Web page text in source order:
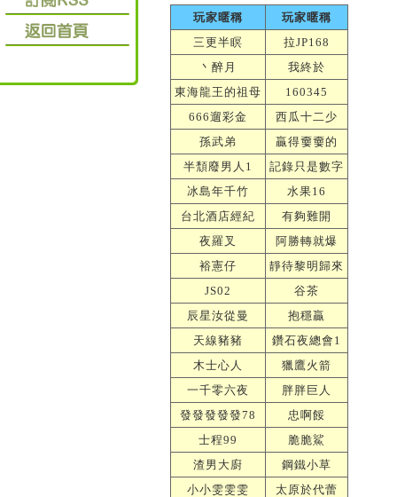
玩家暱稱
玩家暱稱
三更半瞑
拉JP168
丶醉月
我終於
東海龍王的祖母
160345
666遛彩金
西瓜十二少
孫武弟
贏得嫑嫑的
半頹廢男人1
記錄只是數字
冰島年千竹
水果16
台北酒店經紀
有夠難開
夜羅叉
阿勝轉就爆
裕憲仔
靜待黎明歸來
JS02
谷茶
辰星汝從曼
抱穩贏
天線豬豬
鑽石夜總會1
木士心人
獵鷹火箭
一千零六夜
胖胖巨人
發發發發發78
忠啊餒
士程99
脆脆鯊
渣男大廚
鋼鐵小草
小小雯雯雯
太原於代蕾